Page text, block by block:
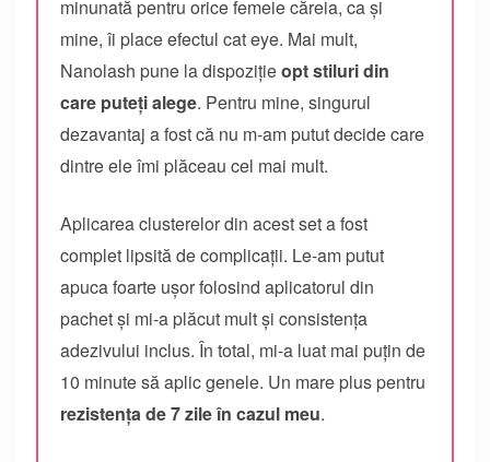
minunată pentru orice femeie căreia, ca și
mine, îi place efectul cat eye. Mai mult,
Nanolash pune la dispozițieopt stiluri din
care puteți alege. Pentru mine, singurul
dezavantaj a fost că nu m-am putut decide care
dintre ele îmi plăceau cel mai mult.
Aplicarea clusterelor din acest set a fost
complet lipsită de complicații. Le-am putut
apuca foarte ușor folosind aplicatorul din
pachet și mi-a plăcut mult și consistența
adezivului inclus. În total, mi-a luat mai puțin de
10 minute să aplic genele. Un mare plus pentru
rezistența de 7 zile în cazul meu.